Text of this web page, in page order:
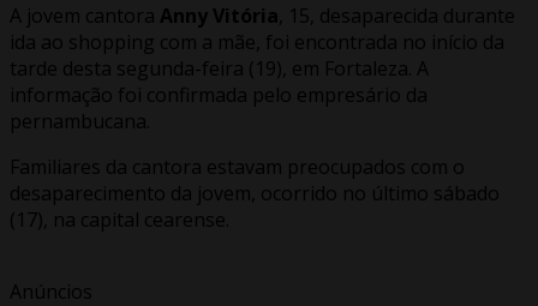
A jovem cantora Anny Vitória , 15, desaparecida durante
ida ao shopping com a mãe, foi encontrada no início da
tarde desta segunda-feira (19), em Fortaleza. A
informação foi confirmada pelo empresário da
pernambucana.
Familiares da cantora estavam preocupados com o
desaparecimento da jovem, ocorrido no último sábado
(17), na capital cearense.
Anúncios